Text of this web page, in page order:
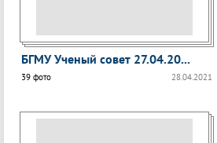
БГМУ Ученый совет 27.04.20...
28.04.2021
39 фото